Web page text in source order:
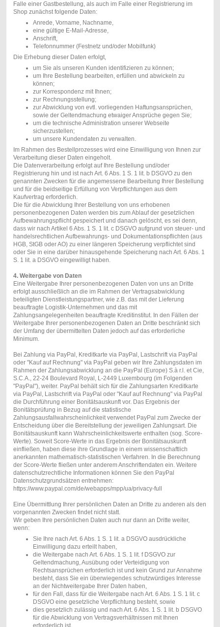
Falle einer Gastbestellung, als auch im Falle einer Registrierung im
Shop zunächst folgende Daten:
Anrede, Vorname, Nachname,
eine gültige E-Mail-Adresse,
Anschrift,
Telefonnummer (Festnetz und/oder Mobilfunk)
Die Erhebung dieser Daten erfolgt,
um Sie als unseren Kunden identifizieren zu können;
um Ihre Bestellung bearbeiten, erfüllen und abwickeln zu
können;
zur Korrespondenz mit Ihnen;
zur Rechnungsstellung;
zur Abwicklung von evtl. vorliegenden Haftungsansprüchen,
sowie der Geltendmachung etwaiger Ansprüche gegen Sie;
um die technische Administration unserer Webseite
sicherzustellen;
um unsere Kundendaten zu verwalten.
Im Rahmen des Bestellprozesses wird eine Einwilligung von Ihnen zur
Verarbeitung dieser Daten eingeholt.
Die Datenverarbeitung erfolgt auf Ihre Bestellung und/oder
Registrierung hin und ist nach Art. 6 Abs. 1 S. 1 lit. b DSGVO zu den
genannten Zwecken für die angemessene Bearbeitung Ihrer Bestellung
und für die beidseitige Erfüllung von Verpflichtungen aus dem
Kaufvertrag erforderlich.
Die für die Abwicklung Ihrer Bestellung von uns erhobenen
personenbezogenen Daten werden bis zum Ablauf der gesetzlichen
Aufbewahrungspflicht gespeichert und danach gelöscht, es sei denn,
dass wir nach Artikel 6 Abs. 1 S. 1 lit. c DSGVO aufgrund von steuer- und
handelsrechtlichen Aufbewahrungs- und Dokumentationspflichten (aus
HGB, StGB oder AO) zu einer längeren Speicherung verpflichtet sind
oder Sie in eine darüber hinausgehende Speicherung nach Art. 6 Abs. 1
S. 1 lit. a DSGVO eingewilligt haben.
4. Weitergabe von Daten
Eine Weitergabe Ihrer personenbezogenen Daten von uns an Dritte
erfolgt ausschließlich an die im Rahmen der Vertragsabwicklung
beteiligten Dienstleistungspartner, wie z.B. das mit der Lieferung
beauftragte Logistik-Unternehmen und das mit
Zahlungsangelegenheiten beauftragte Kreditinstitut. In den Fällen der
Weitergabe Ihrer personenbezogenen Daten an Dritte beschränkt sich
der Umfang der übermittelten Daten jedoch auf das erforderliche
Minimum.
Bei Zahlung via PayPal, Kreditkarte via PayPal, Lastschrift via PayPal
oder "Kauf auf Rechnung" via PayPal geben wir Ihre Zahlungsdaten im
Rahmen der Zahlungsabwicklung an die PayPal (Europe) S.à r.l. et Cie,
S.C.A., 22-24 Boulevard Royal, L-2449 Luxembourg (im Folgenden
"PayPal"), weiter. PayPal behält sich für die Zahlungsarten Kreditkarte
via PayPal, Lastschrift via PayPal oder "Kauf auf Rechnung" via PayPal
die Durchführung einer Bonitätsauskunft vor. Das Ergebnis der
Bonitätsprüfung in Bezug auf die statistische
Zahlungsausfallwahrscheinlichkeit verwendet PayPal zum Zwecke der
Entscheidung über die Bereitstellung der jeweiligen Zahlungsart. Die
Bonitätsauskunft kann Wahrscheinlichkeitswerte enthalten (sog. Score-
Werte). Soweit Score-Werte in das Ergebnis der Bonitätsauskunft
einfließen, haben diese ihre Grundlage in einem wissenschaftlich
anerkannten mathematisch-statistischen Verfahren. In die Berechnung
der Score-Werte fließen unter anderem Anschriftendaten ein. Weitere
datenschutzrechtliche Informationen können Sie den PayPal
Datenschutzgrundsätzen entnehmen:
https://www.paypal.com/de/webapps/mpp/ua/privacy-full
Eine Übermittlung Ihrer persönlichen Daten an Dritte zu anderen als den
vorgenannten Zwecken findet nicht statt.
Wir geben Ihre persönlichen Daten auch nur dann an Dritte weiter,
wenn:
Sie Ihre nach Art. 6 Abs. 1 S. 1 lit. a DSGVO ausdrückliche
Einwilligung dazu erteilt haben,
die Weitergabe nach Art. 6 Abs. 1 S. 1 lit. f DSGVO zur
Geltendmachung, Ausübung oder Verteidigung von
Rechtsansprüchen erforderlich ist und kein Grund zur Annahme
besteht, dass Sie ein überwiegendes schutzwürdiges Interesse
an der Nichtweitergabe Ihrer Daten haben,
für den Fall, dass für die Weitergabe nach Art. 6 Abs. 1 S. 1 lit. c
DSGVO eine gesetzliche Verpflichtung besteht, sowie
dies gesetzlich zulässig und nach Art. 6 Abs. 1 S. 1 lit. b DSGVO
für die Abwicklung von Vertragsverhältnissen mit Ihnen
erforderlich ist.